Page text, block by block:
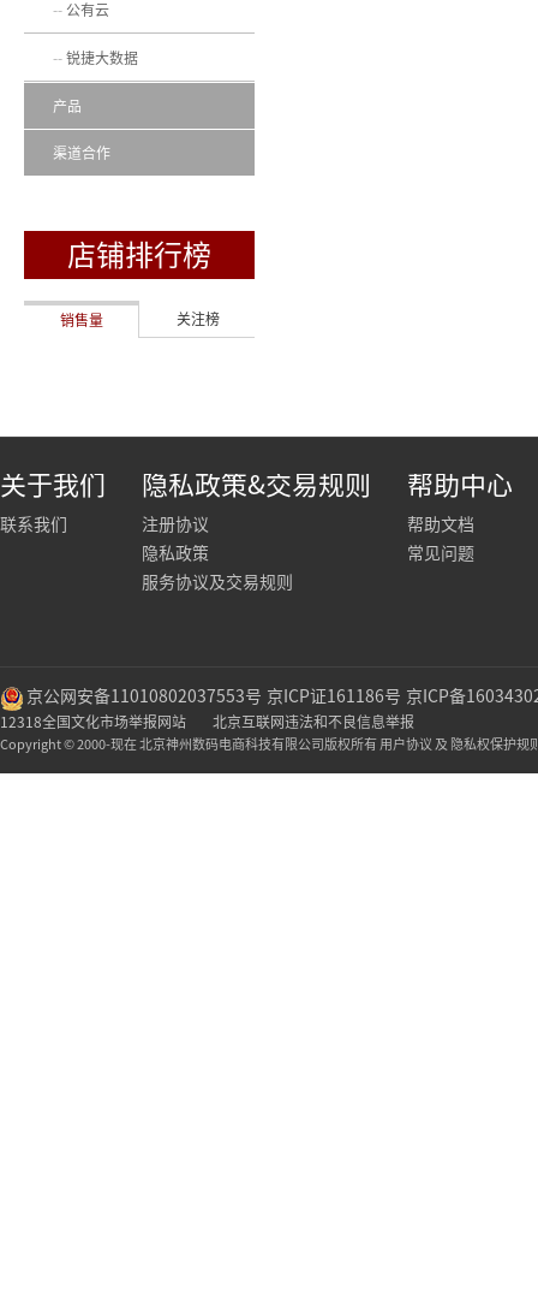
公有云
锐捷大数据
产品
渠道合作
店铺排行榜
销售量 关注榜
关于我们
联系我们
隐私政策&交易规则
注册协议
隐私政策
服务协议及交易规则
帮助中心
帮助文档
常见问题
京公网安备11010802037553号 京ICP证161186号 京ICP备
12318全国文化市场举报网站 北京互联网违法和不良信息举报
Copyright © 2000-现在 北京神州数码电商科技有限公司版权所有 用户协议 及 隐私权保护规